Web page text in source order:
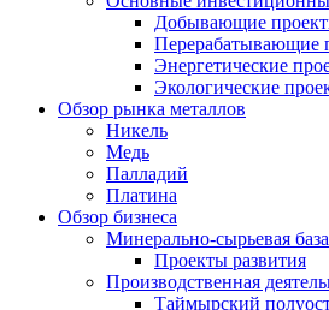
Добывающие
Перерабатывающие
Энергетические
Экологические
Обзор рынка металлов
Никель
Медь
Палладий
Платина
Обзор бизнеса
Минерально-сырьевая база
Проекты развития
Производственная
Таймырский